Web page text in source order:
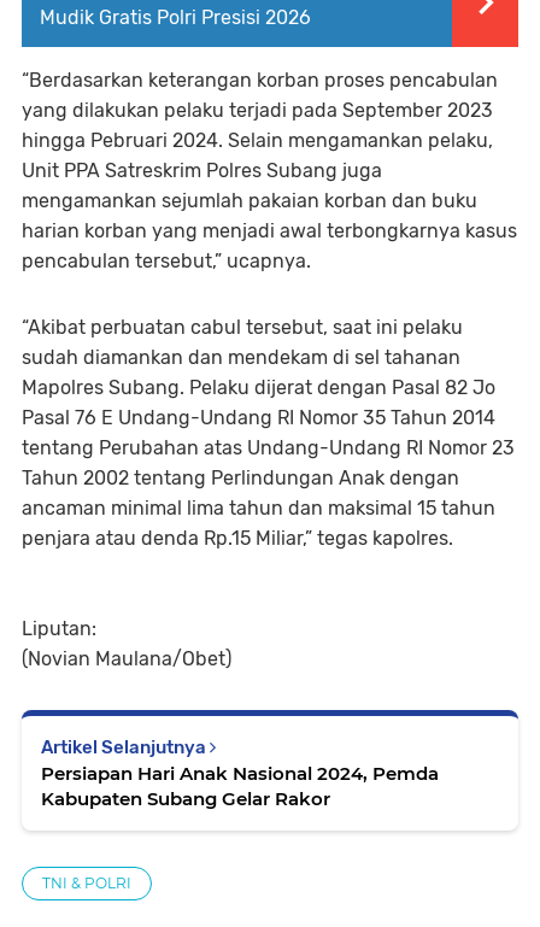
Mudik Gratis Polri Presisi 2026
“Berdasarkan keterangan korban proses pencabulan
yang dilakukan pelaku terjadi pada September 2023
hingga Pebruari 2024. Selain mengamankan pelaku,
Unit PPA Satreskrim Polres Subang juga
mengamankan sejumlah pakaian korban dan buku
harian korban yang menjadi awal terbongkarnya kasus
pencabulan tersebut,” ucapnya.
“Akibat perbuatan cabul tersebut, saat ini pelaku
sudah diamankan dan mendekam di sel tahanan
Mapolres Subang. Pelaku dijerat dengan Pasal 82 Jo
Pasal 76 E Undang-Undang RI Nomor 35 Tahun 2014
tentang Perubahan atas Undang-Undang RI Nomor 23
Tahun 2002 tentang Perlindungan Anak dengan
ancaman minimal lima tahun dan maksimal 15 tahun
penjara atau denda Rp.15 Miliar,” tegas kapolres.
Liputan:
(Novian Maulana/Obet)
Artikel Selanjutnya
Persiapan Hari Anak Nasional 2024, Pemda
Kabupaten Subang Gelar Rakor
TNI & POLRI